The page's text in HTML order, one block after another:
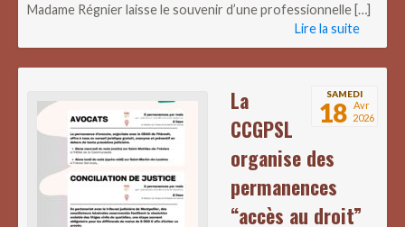
Madame Régnier laisse le souvenir d’une professionnelle […]
Lire la suite
SAMEDI
18
Avr
2026
La
CCGPSL
organise des
permanences
“accès au droit”